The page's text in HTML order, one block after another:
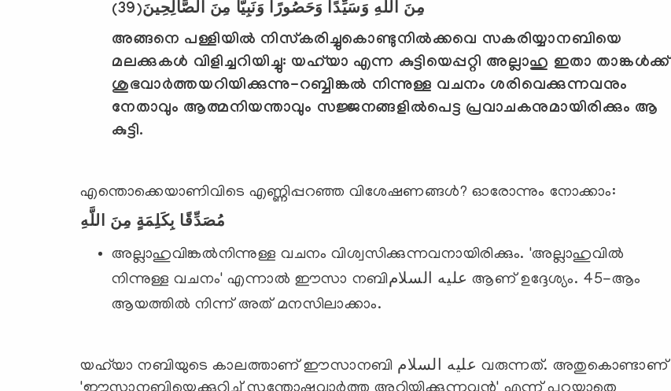
مِنَ اللَّهِ وَسَيِّدًا وَحَصُورًا وَنَبِيًّا مِنَ الصَّالِحِينَ(39)
അങ്ങനെ പള്ളിയില്‍ നിസ്കരിച്ചുകൊണ്ടുനില്‍ക്കവെ സകരിയ്യാനബിയെ
മലക്കുകള്‍ വിളിച്ചറിയിച്ചു: യഹ്‌യാ എന്ന കുട്ടിയെപ്പറ്റി അല്ലാഹു ഇതാ താങ്കള്‍ക്ക്
ശുഭവാര്‍ത്തയറിയിക്കുന്നു-റബ്ബിങ്കല്‍ നിന്നുള്ള വചനം ശരിവെക്കുന്നവനും
നേതാവും ആത്മനിയന്താവും സജ്ജനങ്ങളില്‍പെട്ട പ്രവാചകനുമായിരിക്കും ആ
കുട്ടി.
എന്തൊക്കെയാണിവിടെ എണ്ണിപ്പറഞ്ഞ വിശേഷണങ്ങള്‍? ഓരോന്നും നോക്കാം:
مُصَدِّقًا بِكَلِمَةٍ مِنَ اللَّهِ
അല്ലാഹുവിങ്കല്‍നിന്നുള്ള വചനം വിശ്വസിക്കുന്നവനായിരിക്കും. 'അല്ലാഹുവില്‍
നിന്നുള്ള വചനം' എന്നാല്‍ ഈസാ നബിعليه السلام ആണ് ഉദ്ദേശ്യം. 45-ആം
ആയത്തില്‍ നിന്ന് അത് മനസിലാക്കാം.
യഹ്‌യാ നബിയുടെ കാലത്താണ് ഈസാനബി عليه السلام വരുന്നത്. അതുകൊണ്ടാണ്